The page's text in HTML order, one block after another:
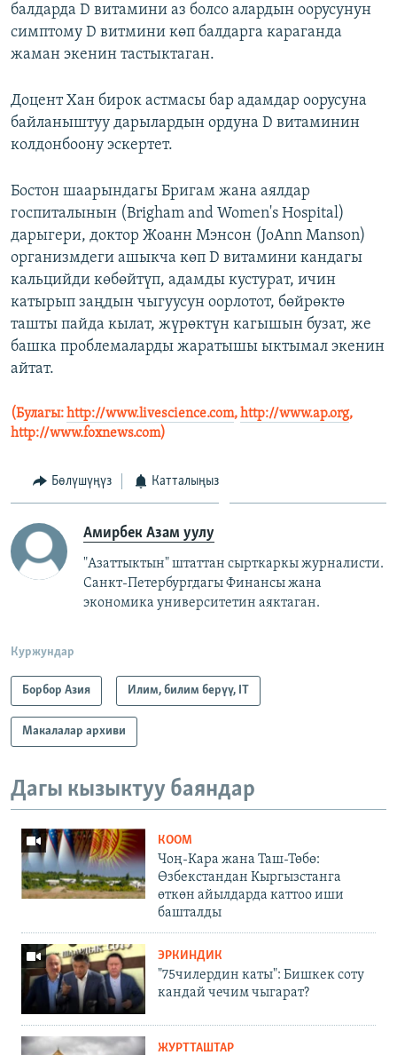
балдарда D витамини аз болсо алардын оорусунун
симптому D витмини көп балдарга караганда
жаман экенин тастыктаган.
Доцент Хан бирок астмасы бар адамдар оорусуна
байланыштуу дарылардын ордуна D витаминин
колдонбоону эскертет.
Бостон шаарындагы Бригам жана аялдар
госпиталынын (Brigham and Women's Hospital)
дарыгери, доктор Жоанн Мэнсон (JoAnn Manson)
организмдеги ашыкча көп D витамини кандагы
кальцийди көбөйтүп, адамды кустурат, ичин
катырып заңдын чыгуусун оорлотот, бөйрөктө
ташты пайда кылат, жүрөктүн кагышын бузат, же
башка проблемаларды жаратышы ыктымал экенин
айтат.
(Булагы:http://www.livescience.com,http://www.ap.org,
http://www.foxnews.com)
Бөлүшүңүз Катталыңыз
Амирбек Азам уулу
"Азаттыктын" штаттан сырткаркы журналисти.
Санкт-Петербургдагы Финансы жана
экономика университетин аяктаган.
Куржундар
Борбор Азия Илим, билим берүү, IT
Макалалар архиви
Дагы кызыктуу баяндар
КООМ
Чоң-Кара жана Таш-Төбө:
Өзбекстандан Кыргызстанга
өткөн айылдарда каттоо иши
башталды
ЭРКИНДИК
"75чилердин каты": Бишкек соту
кандай чечим чыгарат?
ЖУРТТАШТАР